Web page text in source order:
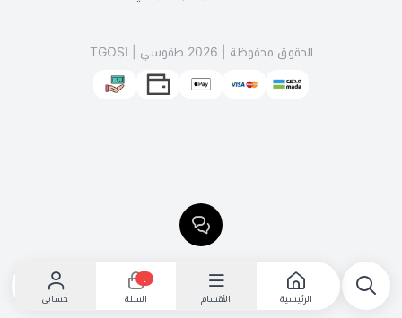
الرئيسية الأقسام حسابي
الحقوق محفوظة | 2026 طقوسي | TGOSI